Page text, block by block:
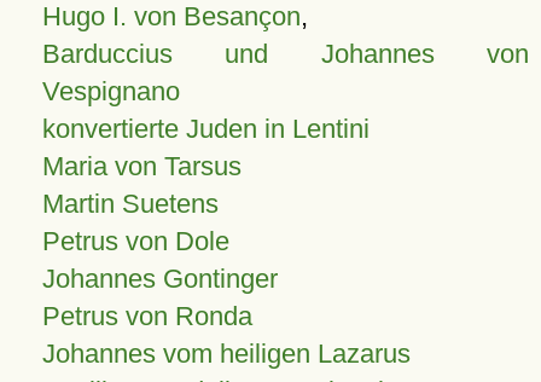
Hugo I. von Besançon,
Barduccius und Johannes von
Vespignano
konvertierte Juden in Lentini
Maria von Tarsus
Martin Suetens
Petrus von Dole
Johannes Gontinger
Petrus von Ronda
Johannes vom heiligen Lazarus